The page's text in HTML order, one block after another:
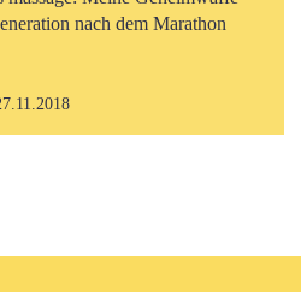
nach dem Marathon